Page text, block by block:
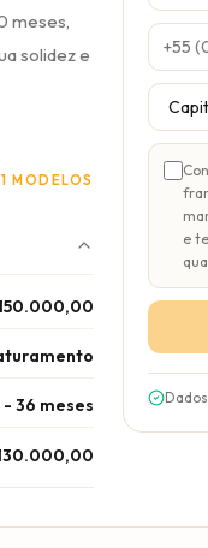
meses,
solidez e
1 MODELOS
36 meses
e